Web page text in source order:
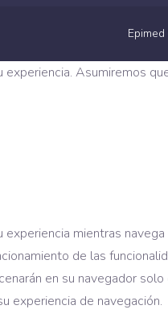
Asumiremos
mientras
de las
en su navegador
experiencia de navegación.